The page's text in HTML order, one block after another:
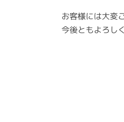
お客様には大変
今後ともよろし